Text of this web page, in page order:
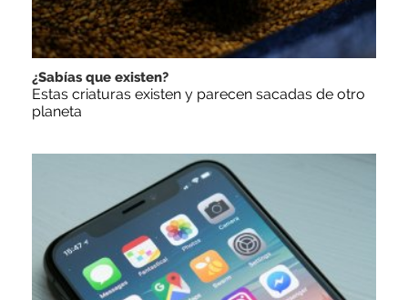
¿Sabías que existen?
Estas criaturas existen y parecen sacadas de otro
planeta